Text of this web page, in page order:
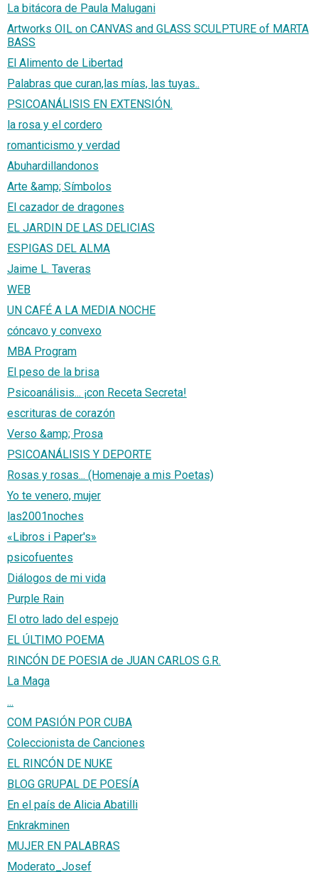
La bitácora de Paula Malugani
Artworks OIL on CANVAS and GLASS SCULPTURE of MARTA
BASS
El Alimento de Libertad
Palabras que curan,las mías, las tuyas..
PSICOANÁLISIS EN EXTENSIÓN.
la rosa y el cordero
romanticismo y verdad
Abuhardillandonos
Arte &amp; Símbolos
El cazador de dragones
EL JARDIN DE LAS DELICIAS
ESPIGAS DEL ALMA
Jaime L. Taveras
WEB
UN CAFÉ A LA MEDIA NOCHE
cóncavo y convexo
MBA Program
El peso de la brisa
Psicoanálisis... ¡con Receta Secreta!
escrituras de corazón
Verso &amp; Prosa
PSICOANÁLISIS Y DEPORTE
Rosas y rosas... (Homenaje a mis Poetas)
Yo te venero, mujer
las2001noches
«Libros i Paper's»
psicofuentes
Diálogos de mi vida
Purple Rain
El otro lado del espejo
EL ÚLTIMO POEMA
RINCÓN DE POESIA de JUAN CARLOS G.R.
La Maga
...
COM PASIÓN POR CUBA
Coleccionista de Canciones
EL RINCÓN DE NUKE
BLOG GRUPAL DE POESÍA
En el país de Alicia Abatilli
Enkrakminen
MUJER EN PALABRAS
Moderato_Josef